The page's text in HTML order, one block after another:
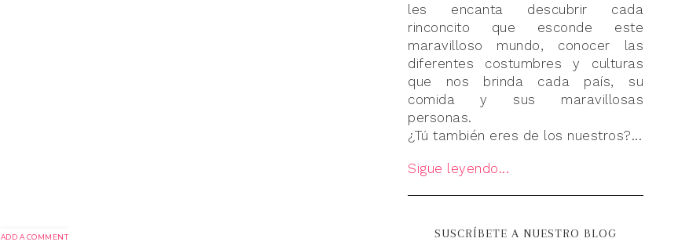
ADD A COMMENT
les encanta descubrir cada
rinconcito que esconde este
maravilloso mundo, conocer las
diferentes costumbres y culturas
que nos brinda cada país, su
comida y sus maravillosas
personas.
¿Tú también eres de los nuestros?...
Sigue leyendo...
SUSCRÍBETE A NUESTRO BLOG